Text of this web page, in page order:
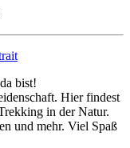
bist!
Hier findest
in der Natur.
und mehr. Viel Spaß